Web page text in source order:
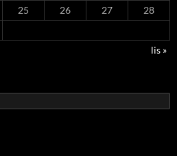
25 26 27
28
lis »